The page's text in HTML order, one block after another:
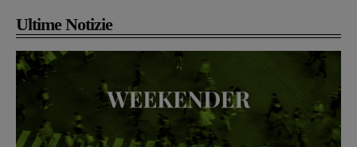
Ultime Notizie